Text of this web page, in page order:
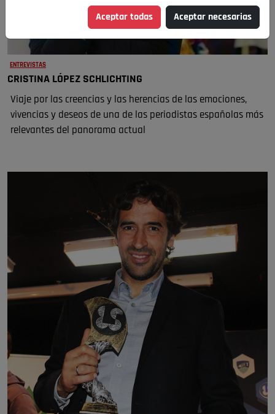
ENTREVISTAS
CRISTINA LÓPEZ SCHLICHTING
Viaje por las creencias y las herencias de las emociones,
vivencias y deseos de una de las periodistas españolas más
relevantes del panorama actual
Aceptar todas Aceptar necesarias